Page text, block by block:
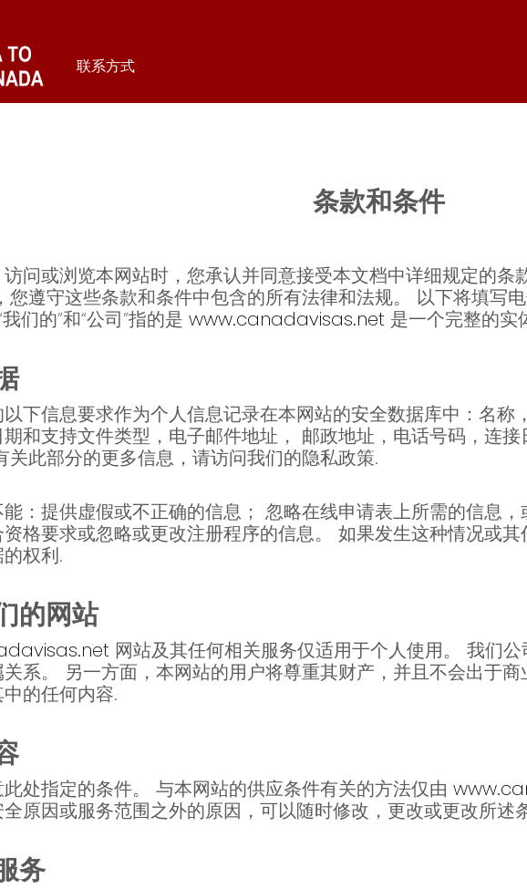
联系方式
条款和条件
问或浏览本网站时，您承认并同意接受本文档中详细规定的条
您遵守这些条款和条件中包含的所有法律和法规。 以下将填写
我们的”和“公司”指的是 www.canadavisas.net 是一个完整的实
下信息要求作为个人信息记录在本网站的安全数据库中：名
和支持文件类型，电子邮件地址， 邮政地址，电话号码，连
关此部分的更多信息，请访问我们的隐私政策.
：提供虚假或不正确的信息； 忽略在线申请表上所需的信息
格要求或忽略或更改注册程序的信息。 如果发生这种情况或
权利.
的网站
网站及其任何相关服务仅适用于个人使用。 我们
系。 另一方面，本网站的用户将尊重其财产，并且不会出于
的任何内容.
处指定的条件。 与本网站的供应条件有关的方法仅由
原因或服务范围之外的原因，可以随时修改，更改或更改所述
务